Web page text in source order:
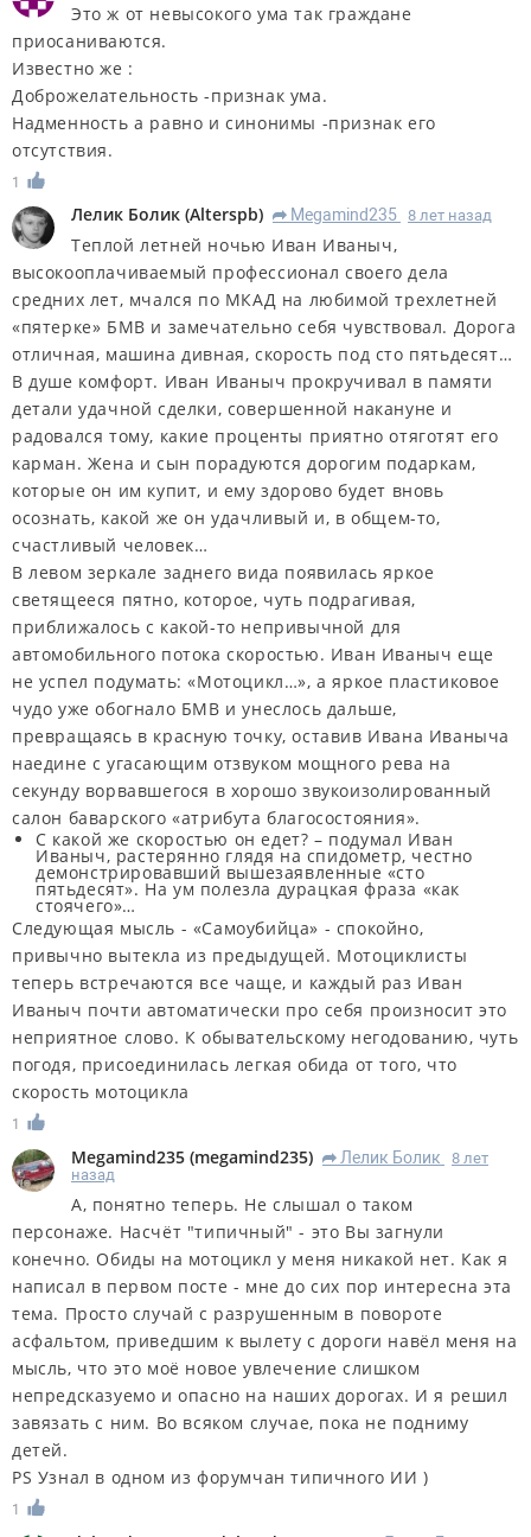
Это ж от невысокого ума так граждане
приосаниваются.
Известно же :
Доброжелательность -признак ума.
Надменность а равно и синонимы -признак его
отсутствия.
1
Лелик Болик (Alterspb) R Megamind235 8 лет назад
Теплой летней ночью Иван Иваныч,
высокооплачиваемый профессионал своего дела
средних лет, мчался по МКАД на любимой трехлетней
«пятерке» БМВ и замечательно себя чувствовал. Дорога
отличная, машина дивная, скорость под сто пятьдесят…
В душе комфорт. Иван Иваныч прокручивал в памяти
детали удачной сделки, совершенной накануне и
радовался тому, какие проценты приятно отяготят его
карман. Жена и сын порадуются дорогим подаркам,
которые он им купит, и ему здорово будет вновь
осознать, какой же он удачливый и, в общем-то,
счастливый человек…
В левом зеркале заднего вида появилась яркое
светящееся пятно, которое, чуть подрагивая,
приближалось с какой-то непривычной для
автомобильного потока скоростью. Иван Иваныч еще
не успел подумать: «Мотоцикл…», а яркое пластиковое
чудо уже обогнало БМВ и унеслось дальше,
превращаясь в красную точку, оставив Ивана Иваныча
наедине с угасающим отзвуком мощного рева на
секунду ворвавшегося в хорошо звукоизолированный
салон баварского «атрибута благосостояния».
С какой же скоростью он едет? – подумал Иван
Иваныч, растерянно глядя на спидометр, честно
демонстрировавший вышезаявленные «сто
пятьдесят». На ум полезла дурацкая фраза «как
стоячего»…
Следующая мысль - «Самоубийца» - спокойно,
привычно вытекла из предыдущей. Мотоциклисты
теперь встречаются все чаще, и каждый раз Иван
Иваныч почти автоматически про себя произносит это
неприятное слово. К обывательскому негодованию, чуть
погодя, присоединилась легкая обида от того, что
скорость мотоцикла
1
Megamind235 (megamind235) R Лелик Болик
8 лет
назад
А, понятно теперь. Не слышал о таком
персонаже. Насчёт "типичный" - это Вы загнули
конечно. Обиды на мотоцикл у меня никакой нет. Как я
написал в первом посте - мне до сих пор интересна эта
тема. Просто случай с разрушенным в повороте
асфальтом, приведшим к вылету с дороги навёл меня на
мысль, что это моё новое увлечение слишком
непредсказуемо и опасно на наших дорогах. И я решил
завязать с ним. Во всяком случае, пока не подниму
детей.
PS Узнал в одном из форумчан типичного ИИ )
1